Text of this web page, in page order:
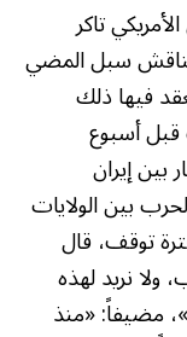
تاكر
نناقش سبل المضي
فيها ذلك
قبل أسبوع
إيران
بين الولايات
توقف، قال
ولا نريد لهذه
مضيفاً: «منذ